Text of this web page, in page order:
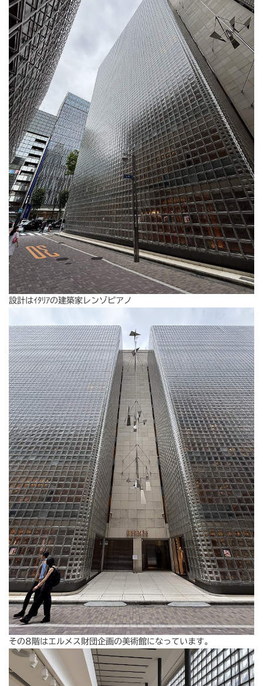
設計はｲﾀﾘｱの建築家レンゾピアノ
その8階はエルメス財団企画の美術館になっています。